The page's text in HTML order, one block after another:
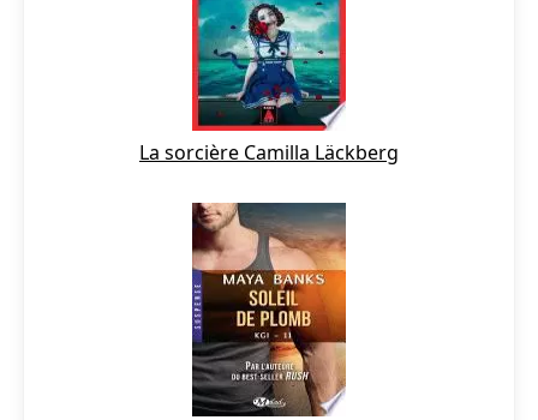
La sorcière Camilla Läckberg